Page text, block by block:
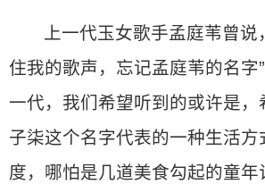
上一代玉女歌手孟庭苇曾说
住我的歌声，忘记孟庭苇的名字
一代，我们希望听到的或许是，
子柒这个名字代表的一种生活方
度，哪怕是几道美食勾起的童年